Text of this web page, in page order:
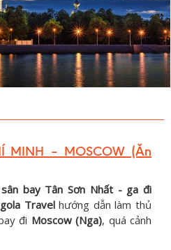
MINH – MOSCOW (Ăn
sân bay Tân Sơn Nhất - ga đi
Travelhướng dẫn làm thủ
đi Moscow (Nga), quá cảnh